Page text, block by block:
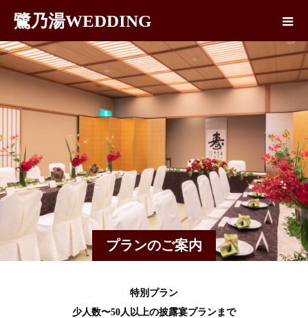
鷺乃湯WEDDING
プランのご案内
特別プラン
少人数〜50人以上の披露宴プランまで